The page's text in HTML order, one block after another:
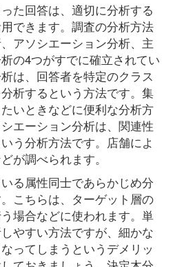
た回答は、適切に分析する
できます。調査の分析方法
アソシエーション分析、主
の4つがすでに確立されてい
は、回答者を特定のクラス
析するという方法です。集
いときなどに便利な分析方
エーション分析は、関連性
う分析方法です。店舗によ
が調べられます。
る属性同士であらかじめ分
こちらは、ターゲット層の
場合などに使われます。単
やすい方法ですが、細かな
ってしまうというデメリッ